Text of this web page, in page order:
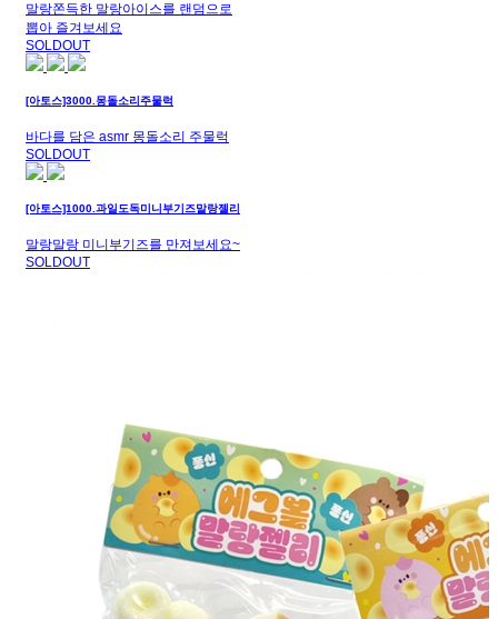
말랑쫀득한 말랑아이스를 랜덤으로
뽑아 즐겨보세요
SOLDOUT
[아토스]3000.몽돌소리주물럭
바다를 담은 asmr 몽돌소리 주물럭
SOLDOUT
[아토스]1000.과일도독미니부기즈말랑젤리
말랑말랑 미니부기즈를 만져보세요~
SOLDOUT